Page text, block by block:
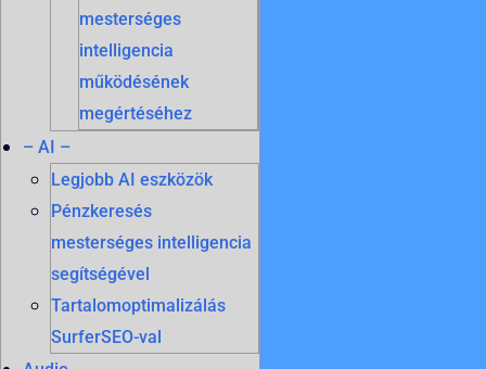
mesterséges
intelligencia
működésének
megértéséhez
– AI –
Legjobb AI eszközök
Pénzkeresés
mesterséges intelligencia
segítségével
Tartalomoptimalizálás
SurferSEO-val